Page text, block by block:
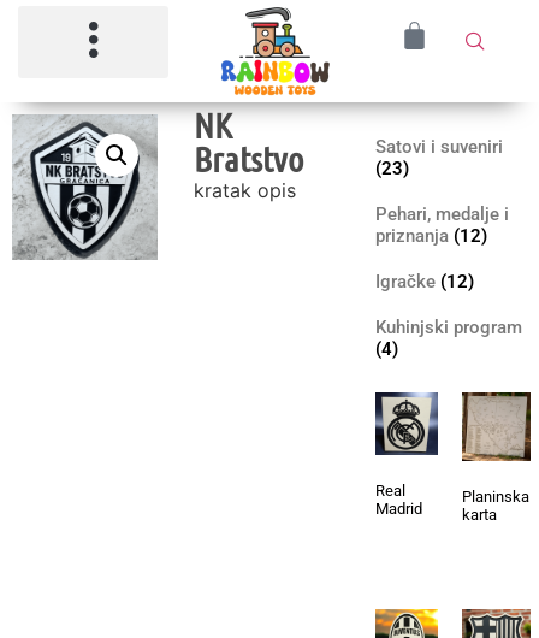
NK
Bratstvo
kratak opis
Satovi i suveniri
(23)
Pehari, medalje i
priznanja (12)
Igračke (12)
Kuhinjski program
(4)
Real
Madrid
Planinska
karta